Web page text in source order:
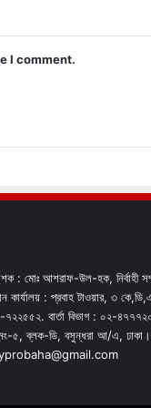
I comment.
: মোঃ আশরাফ-উল-হক, নির্বাহী
কার্যালয় : প্রবাহ টাওয়ার, ৩
৭২২৫৫২. বার্তা বিভাগ : ০২-
৫, ব্লক-ডি, বসুন্ধরা আ/এ,